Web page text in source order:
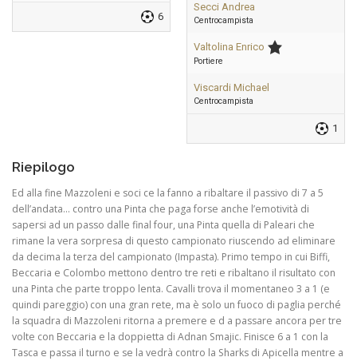
6
Secci Andrea
Centrocampista
Valtolina Enrico
Portiere
Viscardi Michael
Centrocampista
1
Riepilogo
Ed alla fine Mazzoleni e soci ce la fanno a ribaltare il passivo di 7 a 5
dell’andata… contro una Pinta che paga forse anche l’emotività di
sapersi ad un passo dalle final four, una Pinta quella di Paleari che
rimane la vera sorpresa di questo campionato riuscendo ad eliminare
da decima la terza del campionato (Impasta). Primo tempo in cui Biffi,
Beccaria e Colombo mettono dentro tre reti e ribaltano il risultato con
una Pinta che parte troppo lenta. Cavalli trova il momentaneo 3 a 1 (e
quindi pareggio) con una gran rete, ma è solo un fuoco di paglia perché
la squadra di Mazzoleni ritorna a premere e d a passare ancora per tre
volte con Beccaria e la doppietta di Adnan Smajic. Finisce 6 a 1 con la
Tasca e passa il turno e se la vedrà contro la Sharks di Apicella mentre a